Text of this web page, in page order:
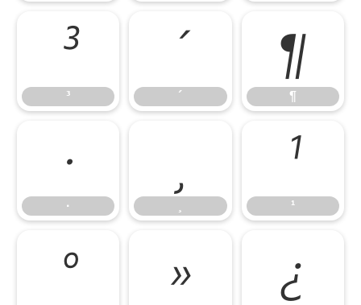
³
³
´
´
¶
¶
·
·
¹
¹
º » ¿